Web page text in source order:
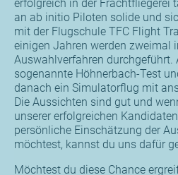
erfolgreich in der Frachtfliegerei
an ab initio Piloten solide und
mit der Flugschule TFC Flight
einigen Jahren werden zweimal
Auswahlverfahren durchgeführt.
sogenannte Höhnerbach-Test
danach ein Simulatorflug mit
Die Aussichten sind gut und
unserer erfolgreichen
persönliche Einschätzung der
möchtest, kannst du uns dafür
Möchtest du diese Chance